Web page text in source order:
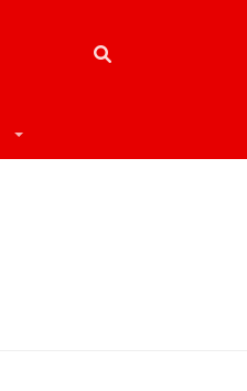
Toggle Dropdown